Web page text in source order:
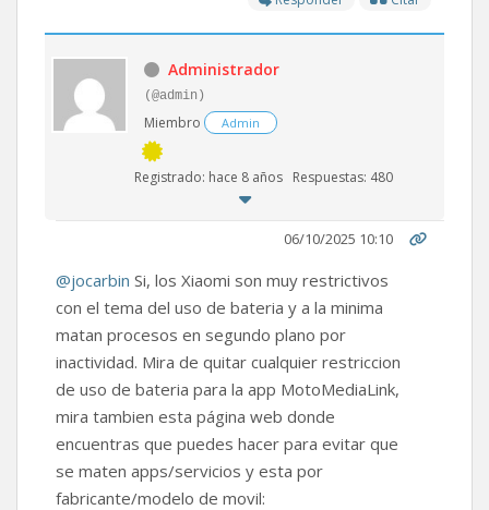
Administrador
(@admin)
Miembro Admin
Registrado: hace 8 años Respuestas: 480
06/10/2025 10:10
@jocarbin Si, los Xiaomi son muy restrictivos
con el tema del uso de bateria y a la minima
matan procesos en segundo plano por
inactividad. Mira de quitar cualquier restriccion
de uso de bateria para la app MotoMediaLink,
mira tambien esta página web donde
encuentras que puedes hacer para evitar que
se maten apps/servicios y esta por
fabricante/modelo de movil: